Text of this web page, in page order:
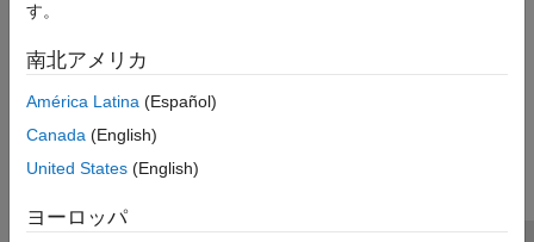
す。
南北アメリカ
América Latina (Español)
Canada (English)
United States (English)
ヨーロッパ